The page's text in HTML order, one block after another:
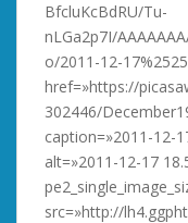
BfcluKcBdRU/Tu-
nLGa2p7I/
o/2011-12-
href=»https://
302446/
caption=»2011-12-
alt=»2011-12-17
src=»http://